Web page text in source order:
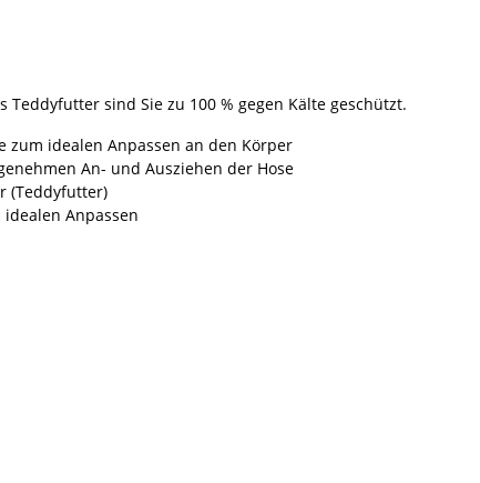
sind Sie zu 100 % gegen Kälte geschützt.
zum idealen Anpassen an den Körper
An- und Ausziehen der Hose
(Teddyfutter)
Anpassen